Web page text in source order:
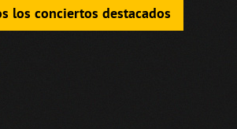
los conciertos destacados